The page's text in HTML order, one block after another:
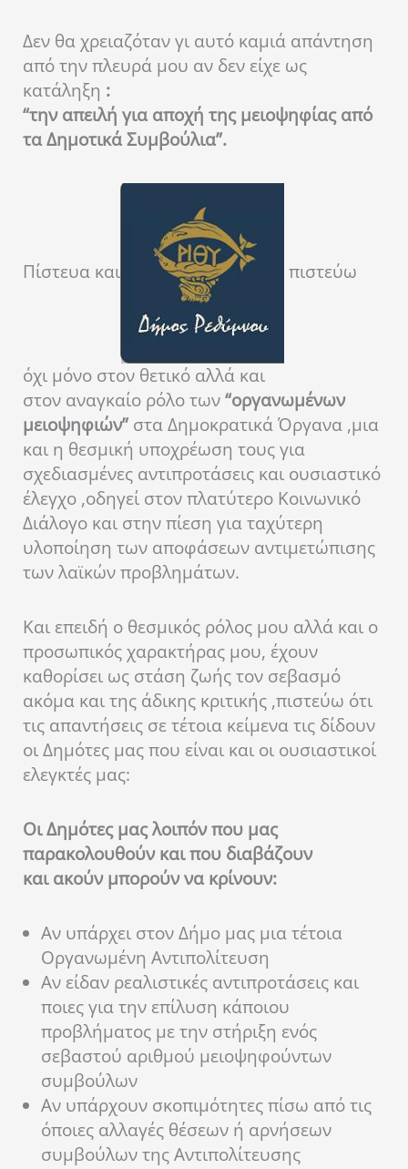
Δεν θα χρειαζόταν γι αυτό καμιά απάντηση
από την πλευρά μου αν δεν είχε ως
κατάληξη :
“την απειλή για αποχή της μειοψηφίας από
τα Δημοτικά Συμβούλια”.
Πίστευα και πιστεύω
όχι μόνο στον θετικό αλλά και
στον αναγκαίο ρόλο των“οργανωμένων
μειοψηφιών” στα Δημοκρατικά Όργανα ,μια
και η θεσμική υποχρέωση τους για
σχεδιασμένες αντιπροτάσεις και ουσιαστικό
έλεγχο ,οδηγεί στον πλατύτερο Κοινωνικό
Διάλογο και στην πίεση για ταχύτερη
υλοποίηση των αποφάσεων αντιμετώπισης
των λαϊκών προβλημάτων.
Και επειδή ο θεσμικός ρόλος μου αλλά και ο
προσωπικός χαρακτήρας μου, έχουν
καθορίσει ως στάση ζωής τον σεβασμό
ακόμα και της άδικης κριτικής ,πιστεύω ότι
τις απαντήσεις σε τέτοια κείμενα τις δίδουν
οι Δημότες μας που είναι και οι ουσιαστικοί
ελεγκτές μας:
Οι Δημότες μας λοιπόν που μας
παρακολουθούν και που διαβάζουν
και ακούν μπορούν να κρίνουν:
Αν υπάρχει στον Δήμο μας μια τέτοια
Οργανωμένη Αντιπολίτευση
Αν είδαν ρεαλιστικές αντιπροτάσεις και
ποιες για την επίλυση κάποιου
προβλήματος με την στήριξη ενός
σεβαστού αριθμού μειοψηφούντων
συμβούλων
Αν υπάρχουν σκοπιμότητες πίσω από τις
όποιες αλλαγές θέσεων ή αρνήσεων
συμβούλων της Αντιπολίτευσης